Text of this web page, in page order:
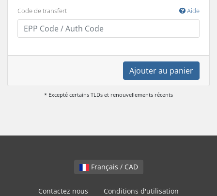
Code de transfert Aide
Ajouter au panier
* Excepté certains TLDs et renouvellements récents
Français / CAD
Contactez nous Conditions d'utilisation